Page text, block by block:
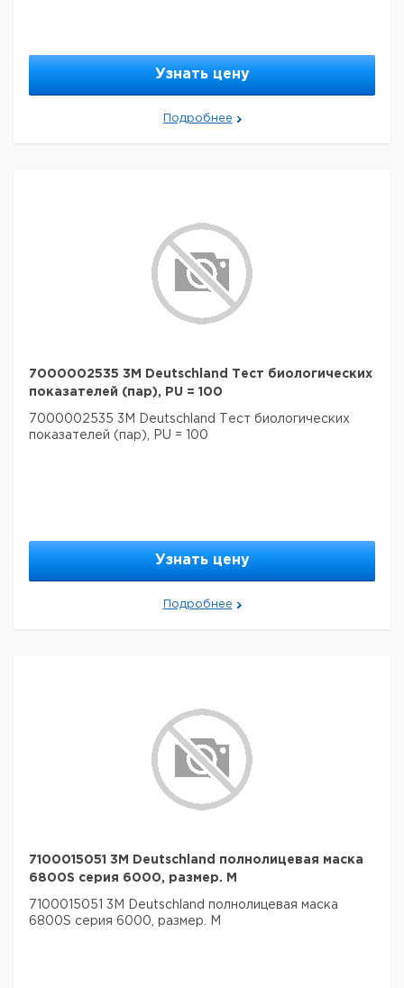
Узнать цену
Подробнее
7000002535 3M Deutschland Тест биологических
показателей (пар), PU = 100
7000002535 3M Deutschland Тест биологических
показателей (пар), PU = 100
Узнать цену
Подробнее
7100015051 3M Deutschland полнолицевая маска
6800S серия 6000, размер. M
7100015051 3M Deutschland полнолицевая маска
6800S серия 6000, размер. M